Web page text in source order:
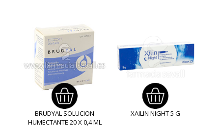
BRUDYAL SOLUCION
HUMECTANTE 20 X 0,4 ML
XAILIN NIGHT 5 G